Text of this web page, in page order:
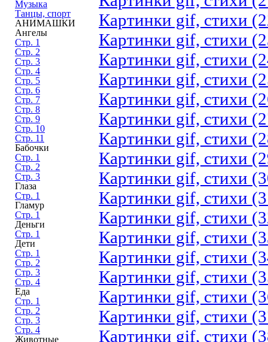
Музыка
Танцы, спорт
АНИМАШКИ
Ангелы
Стр. 1
Стр. 2
Стр. 3
Стр. 4
Стр. 5
Стр. 6
Стр. 7
Стр. 8
Стр. 9
Стр. 10
Стр. 11
Бабочки
Стр. 1
Стр. 2
Стр. 3
Глаза
Стр. 1
Гламур
Стр. 1
Деньги
Стр. 1
Дети
Стр. 1
Стр. 2
Стр. 3
Стр. 4
Еда
Стр. 1
Стр. 2
Стр. 3
Стр. 4
Животные
Картинки gif, стихи
Картинки gif, стихи
Картинки gif, стихи
Картинки gif, стихи
Картинки gif, стихи
Картинки gif, стихи
Картинки gif, стихи
Картинки gif, стихи
Картинки gif, стихи
Картинки gif, стихи
Картинки gif, стихи
Картинки gif, стихи
Картинки gif, стихи
Картинки gif, стихи
Картинки gif, стихи
Картинки gif, стихи
Картинки gif, стихи